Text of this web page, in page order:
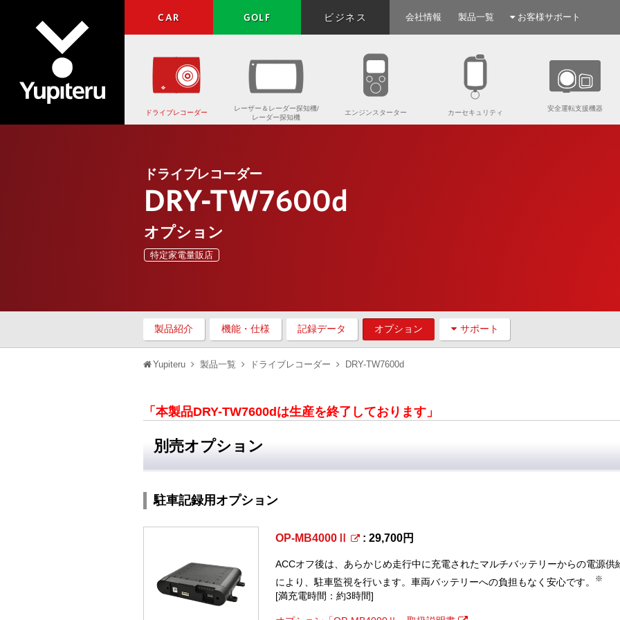
CAR GOLF ビジネス 会社情報 製品一覧 お客様サポート
ドライブレコーダー
レーザー＆レーダー探知機/
レーダー探知機
エンジンスターター カーセキュリティ
安全運転支援機器
ドライブレコーダー
DRY-TW7600d
オプション
特定家電量販店
製品紹介 機能・仕様 記録データ オプション サポート
Yupiteru 製品一覧 ドライブレコーダー DRY-TW7600d
「本製品DRY-TW7600dは生産を終了しております」
別売オプション
駐車記録用オプション
OP-MB4000Ⅱ : 29,700円
ACCオフ後は、あらかじめ走行中に充電されたマルチバッテリーからの電源供
により、駐車監視を行います。車両バッテリーへの負担もなく安心です。
※
[満充電時間：約3時間]